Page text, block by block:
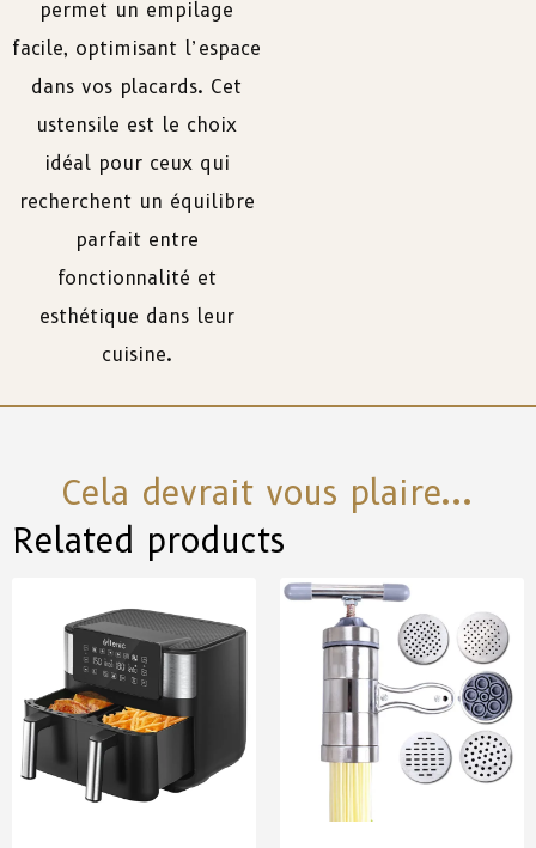
permet un empilage
facile, optimisant l’espace
dans vos placards. Cet
ustensile est le choix
idéal pour ceux qui
recherchent un équilibre
parfait entre
fonctionnalité et
esthétique dans leur
cuisine.
Cela devrait vous plaire...
Related products